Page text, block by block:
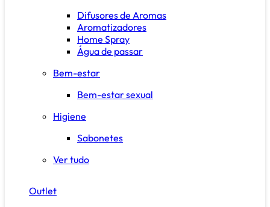
Difusores de Aromas
Aromatizadores
Home Spray
Água de passar
Bem-estar
Bem-estar sexual
Higiene
Sabonetes
Ver tudo
Outlet